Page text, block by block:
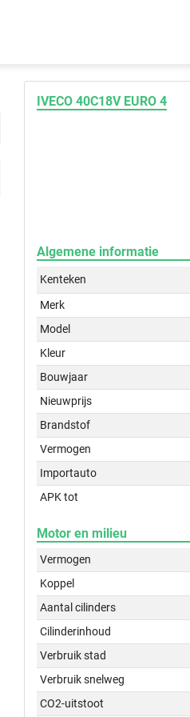
IVECO 40C18V EURO 4
Algemene informatie
Kenteken
Merk
Model
Kleur
Bouwjaar
Nieuwprijs
Brandstof
Vermogen
Importauto
APK tot
Motor en milieu
Vermogen
Koppel
Aantal cilinders
Cilinderinhoud
Verbruik stad
Verbruik snelweg
CO2-uitstoot